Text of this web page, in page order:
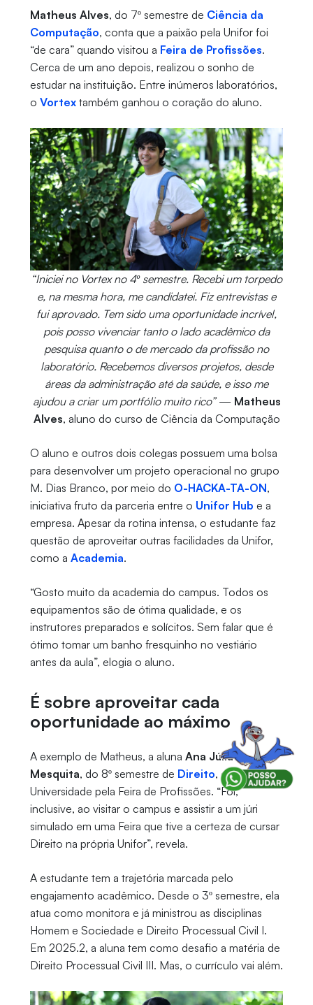
Matheus Alves, do 7º semestre de Ciência da
Computação, conta que a paixão pela Unifor foi
“de cara” quando visitou a Feira de Profissões.
Cerca de um ano depois, realizou o sonho de
estudar na instituição. Entre inúmeros laboratórios,
o Vortextambém ganhou o coração do aluno.
“Iniciei no Vortex no 4º semestre. Recebi um torpedo
e, na mesma hora, me candidatei. Fiz entrevistas e
fui aprovado. Tem sido uma oportunidade incrível,
pois posso vivenciar tanto o lado acadêmico da
pesquisa quanto o de mercado da profissão no
laboratório. Recebemos diversos projetos, desde
áreas da administração até da saúde, e isso me
ajudou a criar um portfólio muito rico”— Matheus
Alves, aluno do curso de Ciência da Computação
O aluno e outros dois colegas possuem uma bolsa
para desenvolver um projeto operacional no grupo
M. Dias Branco, por meio do O-HACKA-TA-ON,
iniciativa fruto da parceria entre o Unifor Hub e a
empresa. Apesar da rotina intensa, o estudante faz
questão de aproveitar outras facilidades da Unifor,
como a Academia.
“Gosto muito da academia do campus. Todos os
equipamentos são de ótima qualidade, e os
instrutores preparados e solícitos. Sem falar que é
ótimo tomar um banho fresquinho no vestiário
antes da aula”, elogia o aluno.
É sobre aproveitar cada
oportunidade ao máximo
A exemplo de Matheus, a aluna Ana Júlia
Mesquita, do 8º semestre de Direito, conheceu a
Universidade pela Feira de Profissões. “Foi,
inclusive, ao visitar o campus e assistir a um júri
simulado em uma Feira que tive a certeza de cursar
Direito na própria Unifor”, revela.
A estudante tem a trajetória marcada pelo
engajamento acadêmico. Desde o 3º semestre, ela
atua como monitora e já ministrou as disciplinas
Homem e Sociedade e Direito Processual Civil I.
Em 2025.2, a aluna tem como desafio a matéria de
Direito Processual Civil III. Mas, o currículo vai além.